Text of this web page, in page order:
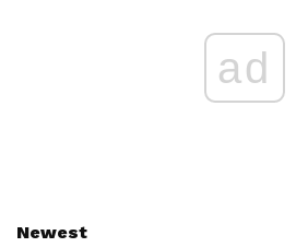
ad
Newest